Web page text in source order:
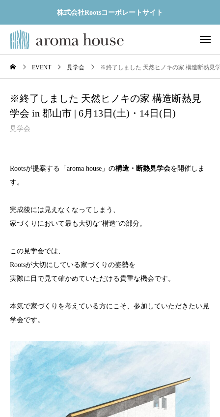
株式会社Rootsコーポレートサイト
EVENT 見学会 ※終了しました 天然ヒノキの家 構造断熱見
※終了しました 天然ヒノキの家 構造断熱見
学会 in 郡山市 | 6月13日(土)・14日(日)
見学会
Rootsが提案する「aroma house」の構造・断熱見学会を開催しま
す。
完成後には見えなくなってしまう、
家づくりにおいて最も大切な“構造”の部分。
この見学会では、
Rootsが大切にしている家づくりの姿勢を
実際に目で見て確かめていただける貴重な機会です。
本気で家づくりを考えている方にこそ、参加していただきたい見
学会です。